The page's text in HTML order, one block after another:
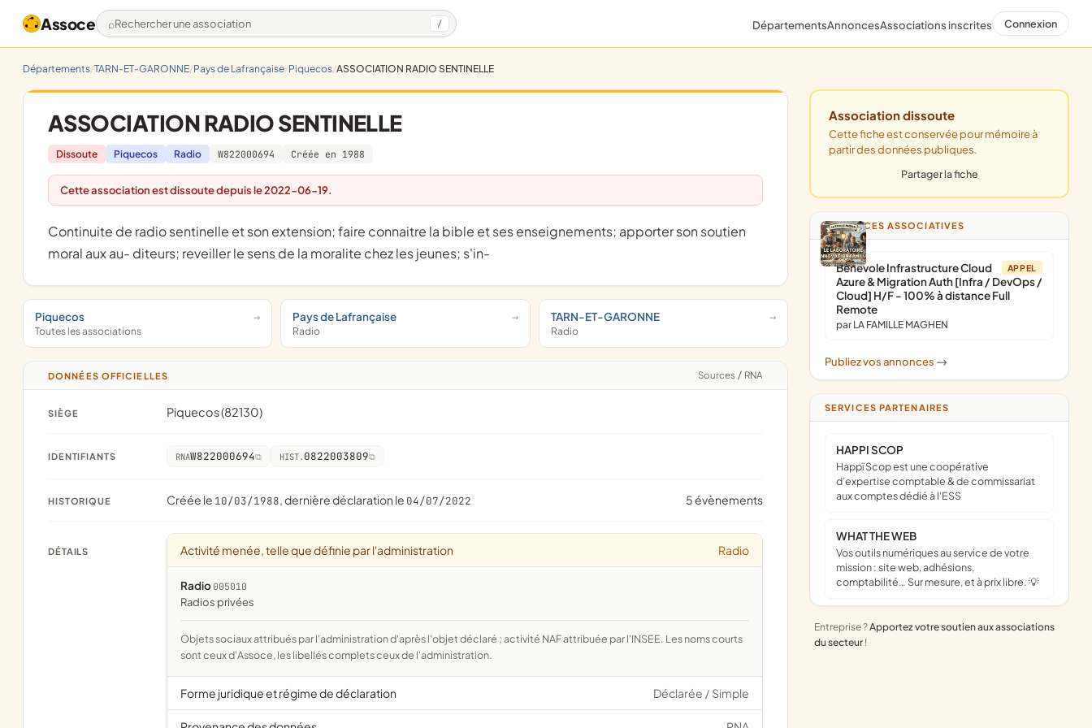
Assoce Rechercher une association / DépartementsAnnoncesAssociations inscrites Connexion
Départements TARN-ET-GARONNE Pays de Lafrançaise Piquecos ASSOCIATION RADIO SENTINELLE
ASSOCIATION RADIO SENTINELLE
Dissoute Piquecos Radio W822000694 Créée en 1988
Cette association est dissoute depuis le 2022-06-19.
Continuite de radio sentinelle et son extension; faire connaitre la bible et ses enseignements; apporter son soutien
moral aux au- diteurs; reveiller le sens de la moralite chez les jeunes; s'in-
Piquecos
Toutes les associations
Pays de Lafrançaise
Radio
TARN-ET-GARONNE
Radio
DONNÉES OFFICIELLES Sources / RNA
SIÈGE Piquecos (82130)
IDENTIFIANTS RNAW822000694 HIST. 0822003809
HISTORIQUE Créée le 10/03/1988, dernière déclaration le 04/07/2022 5 évènements
DÉTAILS Activité menée, telle que définie par l'administration Radio
Radio 005010
radios privées
Objets sociaux attribués par l'administration d'après l'objet déclaré ; activité NAF attribuée par l'INSEE. Les noms courts
sont ceux d'Assoce, les libellés complets ceux de l'administration.
Forme juridique et régime de déclaration Déclarée / Simple
Association dissoute
Cette fiche est conservée pour mémoire à
partir des données publiques.
Partager la fiche
ANNONCES ASSOCIATIVES
APPEL
Bénévole Infrastructure Cloud
Azure & Migration Auth [Infra / DevOps /
Cloud] H/F - 100% à distance Full
Remote
par LA FAMILLE MAGHEN
Publiez vos annonces ->
SERVICES PARTENAIRES
HAPPI SCOP
Happï Scop est une coopérative
d’expertise comptable & de commissariat
aux comptes dédié à l'ESS
WHAT THE WEB
Vos outils numériques au service de votre
mission : site web, adhésions,
comptabilité… Sur mesure, et à prix libre. 💡
Entreprise ?Apportez votre soutien aux associations
du secteur !